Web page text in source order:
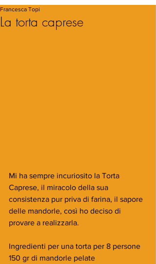
La torta caprese
Francesca Topi
Mi ha sempre incuriosito la Torta
Caprese, il miracolo della sua
consistenza pur priva di farina, il sapore
delle mandorle, così ho deciso di
provare a realizzarla.
Ingredienti per una torta per 8 persone
150 gr di mandorle pelate